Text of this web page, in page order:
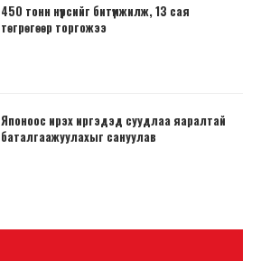
450 тонн нүүрсийг битүүмжилж, 13 сая
төгрөгөөр торгожээ
Японоос ирэх иргэдэд суудлаа яаралтай
баталгаажуулахыг сануулав